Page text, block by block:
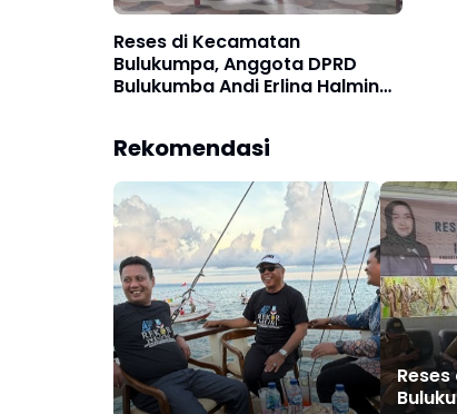
Reses di Kecamatan
Bulukumpa, Anggota DPRD
Bulukumba Andi Erlina Halmin
Rekomendasi